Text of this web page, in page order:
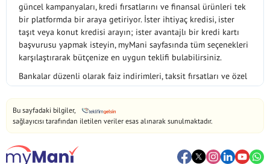
güncel kampanyaları, kredi fırsatlarını ve finansal ürünleri tek
bir platformda bir araya getiriyor. İster ihtiyaç kredisi, ister
taşıt veya konut kredisi arayın; ister avantajlı bir kredi kartı
başvurusu yapmak isteyin, myMani sayfasında tüm seçenekleri
karşılaştırarak bütçenize en uygun teklifi bulabilirsiniz.
Bankalar düzenli olarak faiz indirimleri, taksit fırsatları ve özel
kampanyalar sunmaktadır. Bu kampanyaları takip etmek ve
doğru zamanda doğru ürünü seçmek, uzun vadede önemli
tasarruflar sağlamanıza yardımcı olur. myMani olarak amacımız,
finansal kararlarınızı verirken ihtiyacınız olan bilgiye hızlı ve
Sayfamızda yer alan karşılaştırma araçları sayesinde farklı
Bu sayfadaki bilgiler,
sağlayıcısı tarafından iletilen veriler esas alınarak sunulmaktadır.